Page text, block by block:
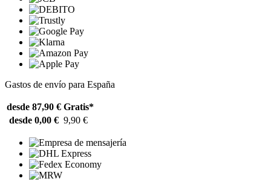
Gastos de envío para España
desde 87,90 € Gratis*
desde 0,00 € 9,90 €